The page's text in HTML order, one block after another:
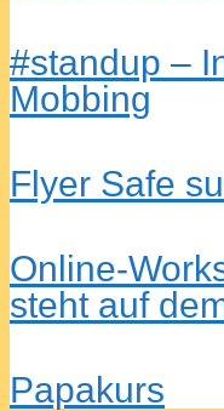
#standup –
Mobbing
Flyer Safe
Online-
steht auf
Papakurs